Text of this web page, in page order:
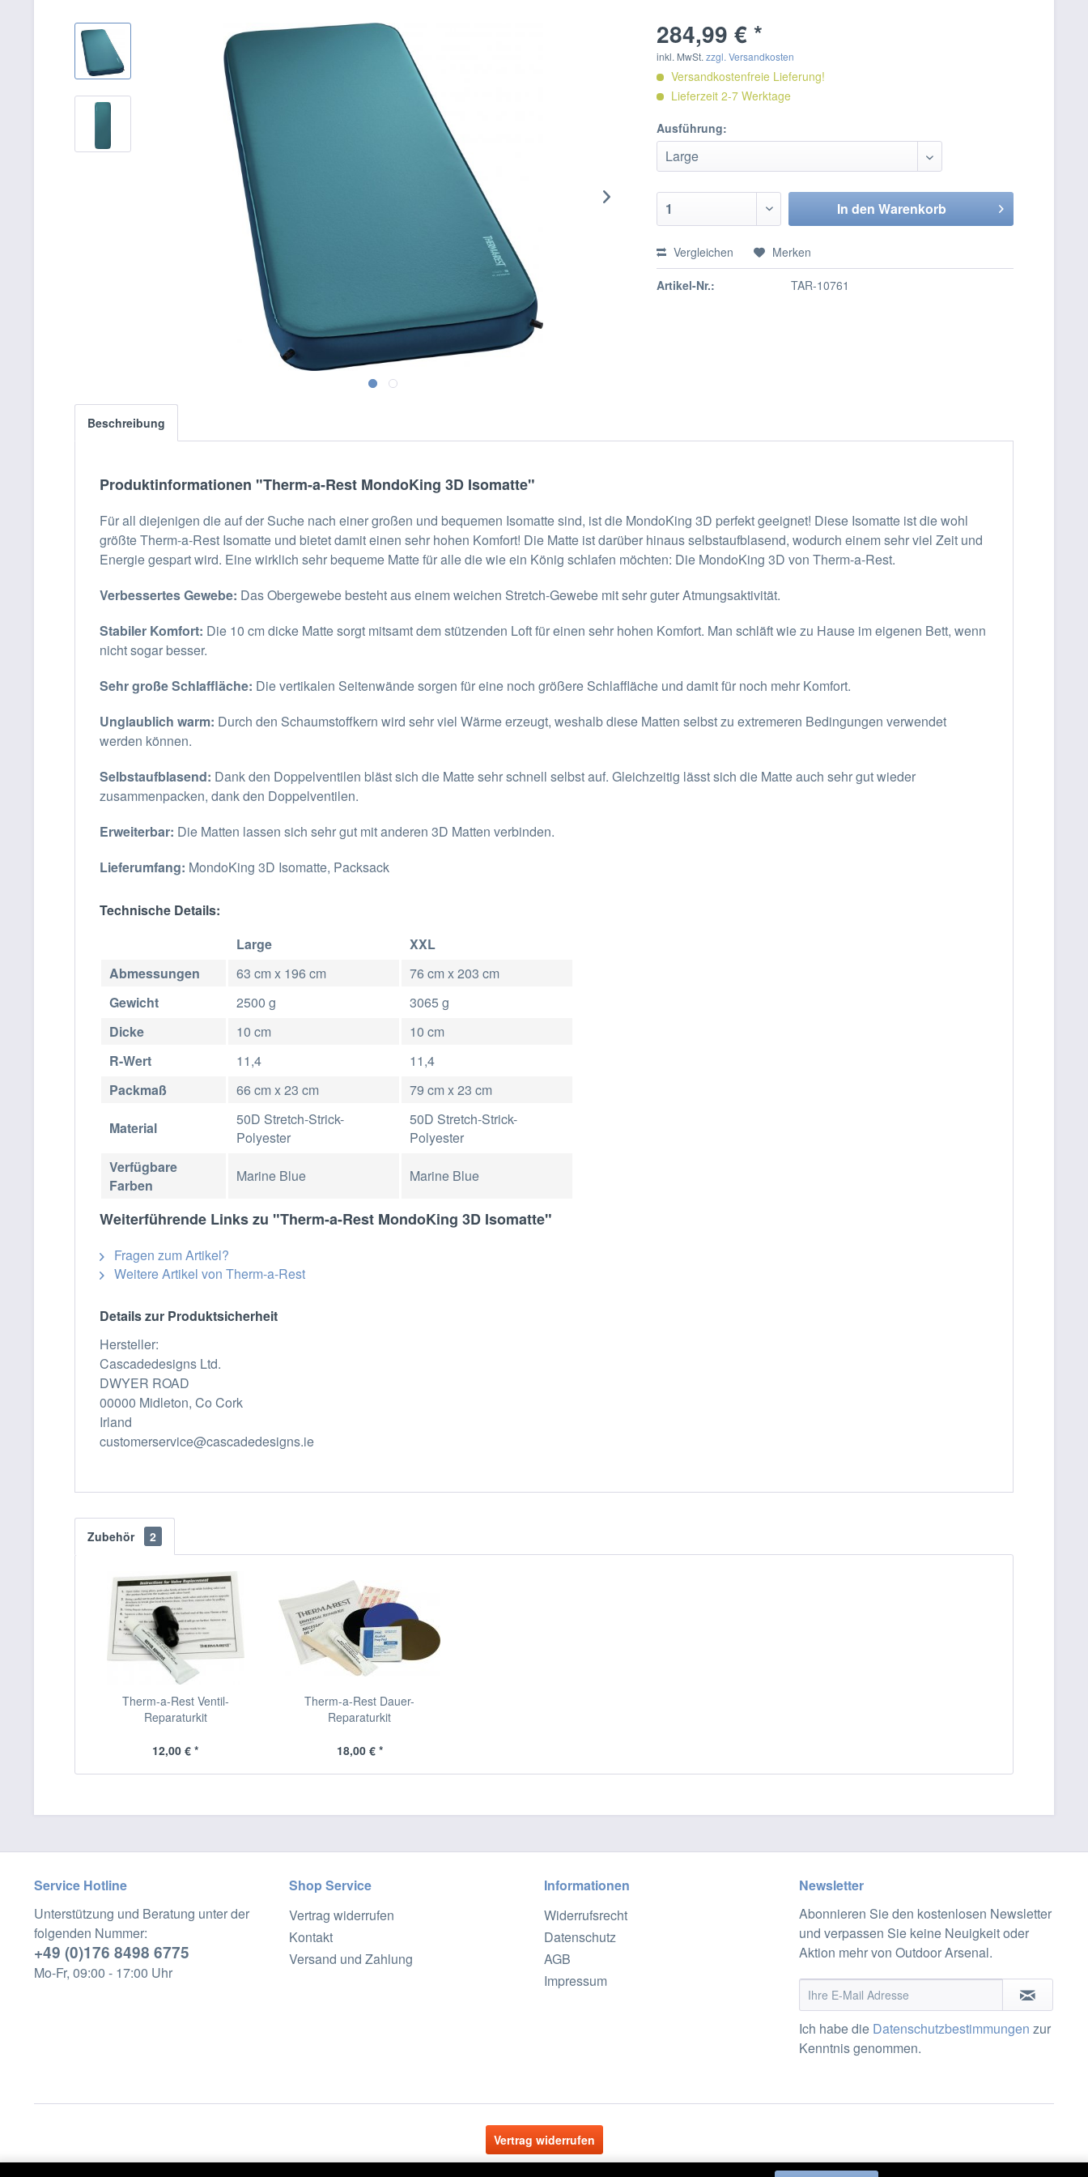
284,99 € *
inkl. MwSt.zzgl. Versandkosten
Versandkostenfreie Lieferung!
Lieferzeit 2-7 Werktage
Ausführung:
In den Warenkorb
Vergleichen Merken
Artikel-Nr.: TAR-10761
Beschreibung
Produktinformationen "Therm-a-Rest MondoKing 3D Isomatte"
Für all diejenigen die auf der Suche nach einer großen und bequemen Isomatte sind, ist die MondoKing 3D perfekt geeignet! Diese Isomatte ist die wohl
größte Therm-a-Rest Isomatte und bietet damit einen sehr hohen Komfort! Die Matte ist darüber hinaus selbstaufblasend, wodurch einem sehr viel Zeit und
Energie gespart wird. Eine wirklich sehr bequeme Matte für alle die wie ein König schlafen möchten: Die MondoKing 3D von Therm-a-Rest.
Verbessertes Gewebe: Das Obergewebe besteht aus einem weichen Stretch-Gewebe mit sehr guter Atmungsaktivität.
Stabiler Komfort: Die 10 cm dicke Matte sorgt mitsamt dem stützenden Loft für einen sehr hohen Komfort. Man schläft wie zu Hause im eigenen Bett, wenn
nicht sogar besser.
Sehr große Schlaffläche: Die vertikalen Seitenwände sorgen für eine noch größere Schlaffläche und damit für noch mehr Komfort.
Unglaublich warm: Durch den Schaumstoffkern wird sehr viel Wärme erzeugt, weshalb diese Matten selbst zu extremeren Bedingungen verwendet
werden können.
Selbstaufblasend: Dank den Doppelventilen bläst sich die Matte sehr schnell selbst auf. Gleichzeitig lässt sich die Matte auch sehr gut wieder
zusammenpacken, dank den Doppelventilen.
Erweiterbar: Die Matten lassen sich sehr gut mit anderen 3D Matten verbinden.
Lieferumfang: MondoKing 3D Isomatte, Packsack
Technische Details:
Large
XXL
Abmessungen
63 cm x 196 cm
76 cm x 203 cm
Gewicht
2500 g
3065 g
Dicke
10 cm
10 cm
R-Wert
11,4
11,4
Packmaß
66 cm x 23 cm 79 cm x 23 cm
Material
50D Stretch-Strick-
Polyester
50D Stretch-Strick-
Polyester
Verfügbare
Farben
Marine Blue Marine Blue
Weiterführende Links zu "Therm-a-Rest MondoKing 3D Isomatte"
Fragen zum Artikel?
Weitere Artikel von Therm-a-Rest
Details zur Produktsicherheit
Hersteller:
Cascadedesigns Ltd.
DWYER ROAD
00000 Midleton, Co Cork
Irland
customerservice@cascadedesigns.ie
Zubehör 2
Therm-a-Rest Ventil-
Reparaturkit
12,00 € *
Therm-a-Rest Dauer-
Reparaturkit
18,00 € *
Service Hotline
Unterstützung und Beratung unter der
folgenden Nummer:
+49 (0)176 8498 6775
Mo-Fr, 09:00 - 17:00 Uhr
Shop Service
Vertrag widerrufen
Kontakt
Versand und Zahlung
Informationen
Widerrufsrecht
Datenschutz
AGB
Impressum
Newsletter
Abonnieren Sie den kostenlosen Newsletter
und verpassen Sie keine Neuigkeit oder
Aktion mehr von Outdoor Arsenal.
Ich habe die Datenschutzbestimmungen zur
Kenntnis genommen.
Vertrag widerrufen
und ggf. Nachnahmegebühren, wenn nicht anders beschrieben